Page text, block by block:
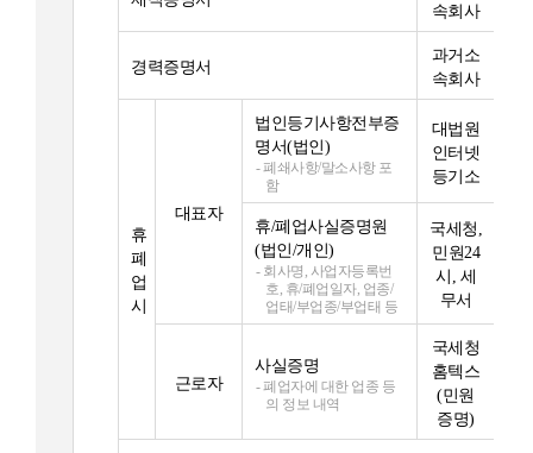
속회사
경력증명서
과거소
속회사
휴
폐
업
시
대표자
법인등기사항전부증
명서(법인)
- 폐쇄사항/말소사항 포
함
대법원
인터넷
등기소
휴/폐업사실증명원
(법인/개인)
- 회사명, 사업자등록번
호, 휴/폐업일자, 업종/
업태/부업종/부업태 등
국세청,
민원24
시, 세
무서
근로자
사실증명
- 폐업자에 대한 업종 등
의 정보 내역
국세청
홈텍스
(민원
증명)